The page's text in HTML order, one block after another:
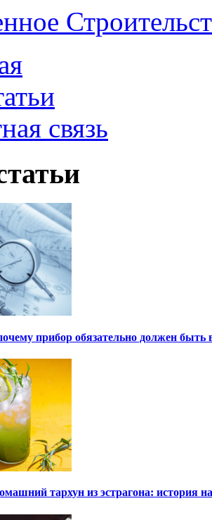
связь
прибор обязательно должен быть
тархун из эстрагона: история